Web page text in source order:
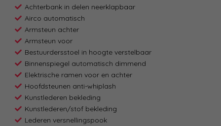
Achterbank in delen neerklapbaar
Airco automatisch
Armsteun achter
Armsteun voor
Bestuurdersstoel in hoogte verstelbaar
Binnenspiegel automatisch dimmend
Elektrische ramen voor en achter
Hoofdsteunen anti-whiplash
Kunstlederen bekleding
Kunstlederen/stof bekleding
Lederen versnellingspook